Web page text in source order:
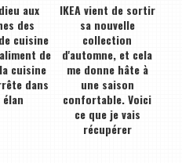
aux
des
cuisine
de
cuisine
dans
IKEA vient de sortir
sa nouvelle
collection
d'automne, et cela
me donne hâte à
une saison
confortable. Voici
ce que je vais
récupérer